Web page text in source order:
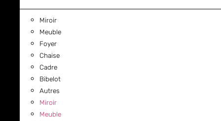
Miroir
Meuble
Foyer
Chaise
Cadre
Bibelot
Autres
Miroir
Meuble